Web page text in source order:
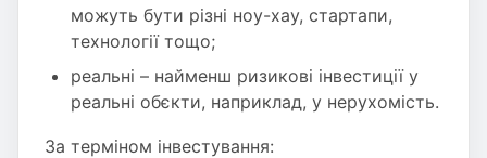
можуть бути різні ноу-хау, стартапи,
технології тощо;
реальні – найменш ризикові інвестиції у
реальні обєкти, наприклад, у нерухомість.
За терміном інвестування: